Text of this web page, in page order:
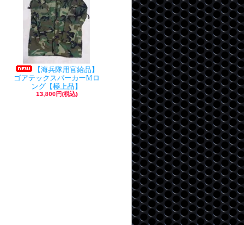
【海兵隊用官給品】
ゴアテックスパーカーMロ
ング【極上品】
13,800円(税込)